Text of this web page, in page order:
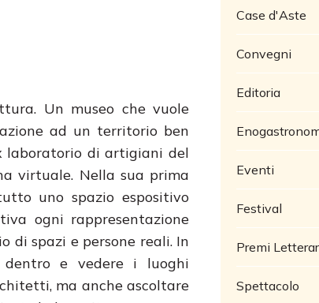
Un museo che vuole
ad un territorio ben
laboratorio di artigiani del
virtuale. Nella sua prima
uno spazio espositivo
ogni rappresentazione
di spazi e persone reali. In
e vedere i luoghi
ma anche ascoltare
Case d'Aste
Convegni
Editoria
Eventi
Festival
Premi
Spettacolo